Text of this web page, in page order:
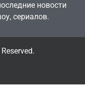
новости
сериалов.